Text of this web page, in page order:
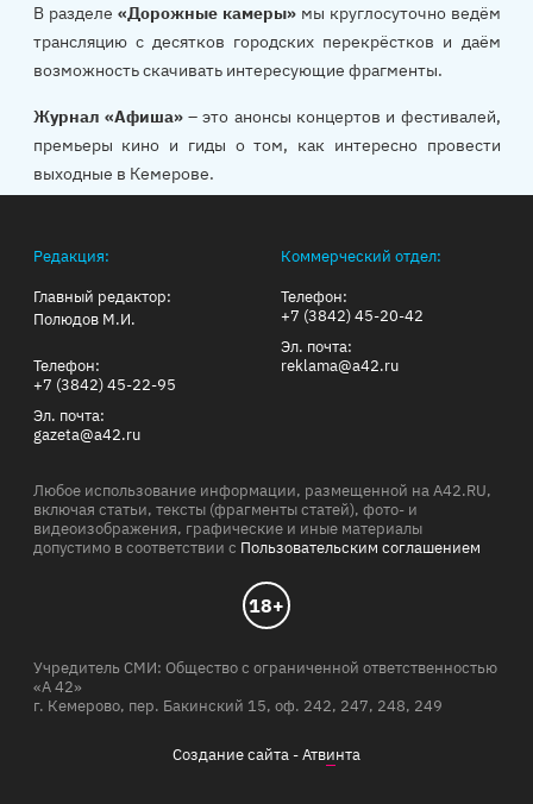
В разделе «Дорожные камеры»мы круглосуточно ведём
трансляцию с десятков городских перекрёстков и даём
возможность скачивать интересующие фрагменты.
Журнал «Афиша»– это анонсы концертов и фестивалей,
премьеры кино и гиды о том, как интересно провести
выходные в Кемерове.
Редакция:
Главный редактор:
Полюдов М.И.
Телефон:
+7 (3842) 45-22-95
Эл. почта:
gazeta@a42.ru
Коммерческий отдел:
Телефон:
+7 (3842) 45-20-42
Эл. почта:
reklama@a42.ru
Любое использование информации, размещенной на A42.RU,
включая статьи, тексты (фрагменты статей), фото- и
видеоизображения, графические и иные материалы
допустимо в соответствии с Пользовательским соглашением
18+
Учредитель СМИ: Общество с ограниченной ответственностью
«А 42»
г. Кемерово, пер. Бакинский 15, оф. 242, 247, 248, 249
Создание сайта -Атвинта